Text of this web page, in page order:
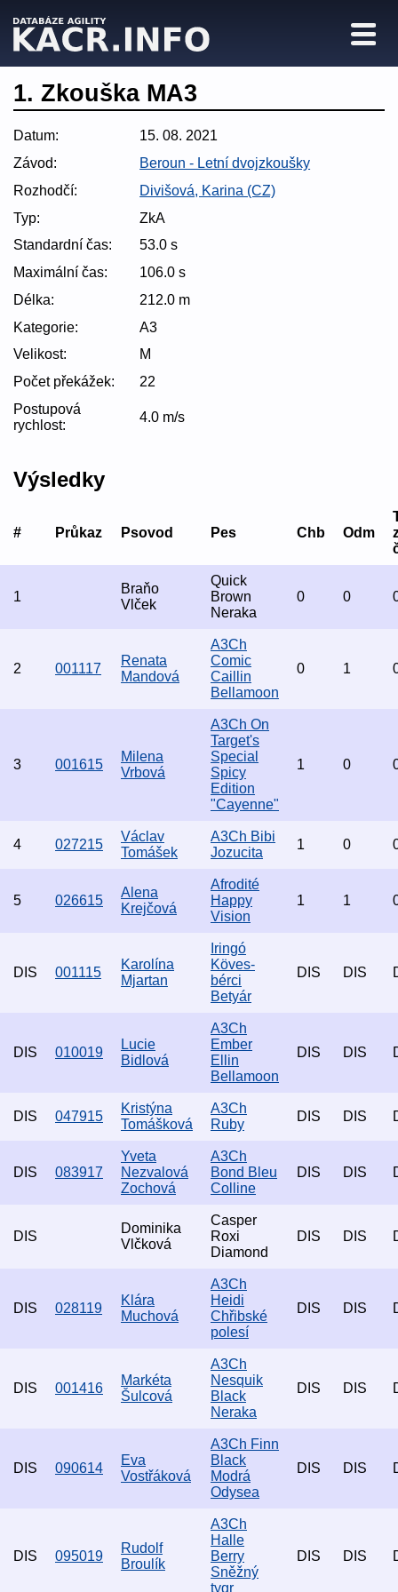
1. Zkouška MA3
Datum:
15. 08. 2021
Závod:
Beroun - Letní dvojzkoušky
Rozhodčí:
Divišová, Karina (CZ)
Typ:
ZkA
Standardní čas:
53.0 s
Maximální čas:
106.0 s
Délka:
212.0 m
Kategorie:
A3
Velikost:
M
Počet překážek:
22
Postupová
rychlost:
4.0 m/s
Výsledky
# Průkaz Psovod Pes Chb Odm
1
Braňo
Vlček
Quick
Brown
Neraka
0 0
2 001117
Renata
Mandová
A3Ch
Comic
Caillin
Bellamoon
0 1
3 001615
Milena
Vrbová
A3Ch On
Target's
Special
Spicy
Edition
"Cayenne"
1 0
4 027215
Václav
Tomášek
A3Ch Bibi
Jozucita
1 0
5 026615
Alena
Krejčová
Afrodité
Happy
Vision
1 1
DIS 001115
Karolína
Mjartan
Iringó
Köves-
bérci
Betyár
DIS DIS
DIS 010019
Lucie
Bidlová
A3Ch
Ember
Ellin
Bellamoon
DIS DIS
DIS 047915
Kristýna
Tomášková
A3Ch
Ruby
DIS DIS
DIS 083917
Yveta
Nezvalová
Zochová
A3Ch
Bond Bleu
Colline
DIS DIS
DIS
Dominika
Vlčková
Casper
Roxi
Diamond
DIS DIS
DIS 028119
Klára
Muchová
A3Ch
Heidi
Chřibské
polesí
DIS DIS
DIS 001416
Markéta
Šulcová
A3Ch
Nesquik
Black
Neraka
DIS DIS
DIS 090614
Eva
Vostřáková
A3Ch Finn
Black
Modrá
Odysea
DIS DIS
DIS 095019
Rudolf
Broulík
A3Ch
Halle
Berry
Sněžný
tygr
DIS DIS